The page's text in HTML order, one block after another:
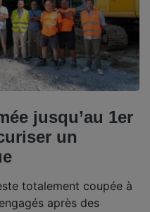
jusqu’au 1er
un
totalement coupée à
après des